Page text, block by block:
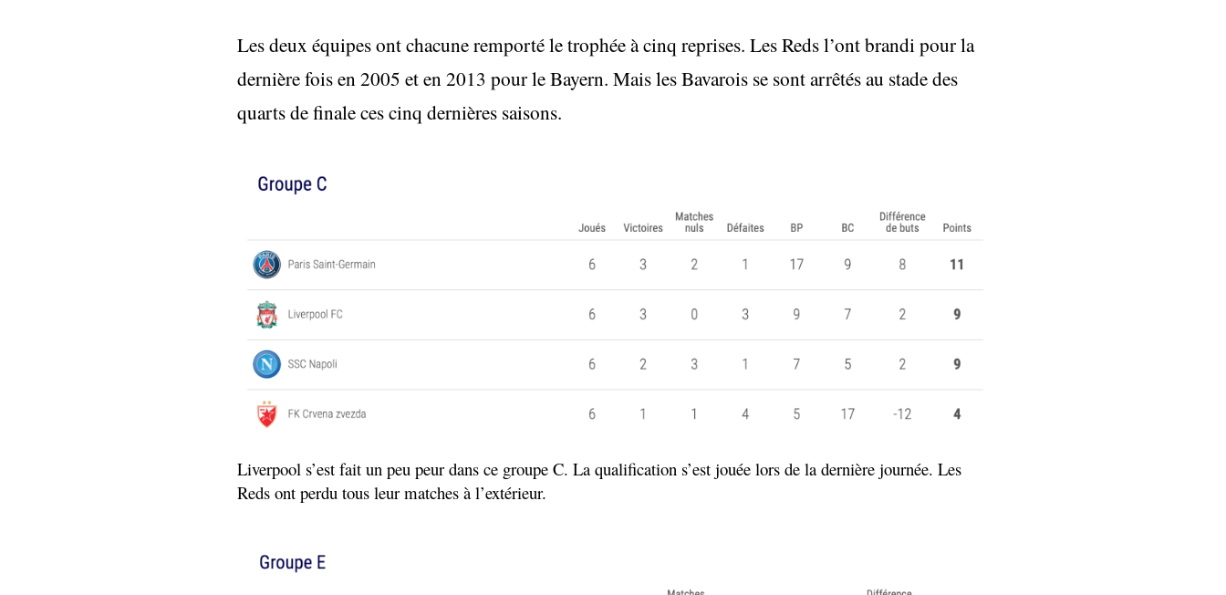
Les deux équipes ont chacune remporté le trophée à cinq reprises. Les Reds l’ont brandi pour la
dernière fois en 2005 et en 2013 pour le Bayern. Mais les Bavarois se sont arrêtés au stade des
quarts de finale ces cinq dernières saisons.
Liverpool s’est fait un peu peur dans ce groupe C. La qualification s’est jouée lors de la dernière journée. Les
Reds ont perdu tous leur matches à l’extérieur.